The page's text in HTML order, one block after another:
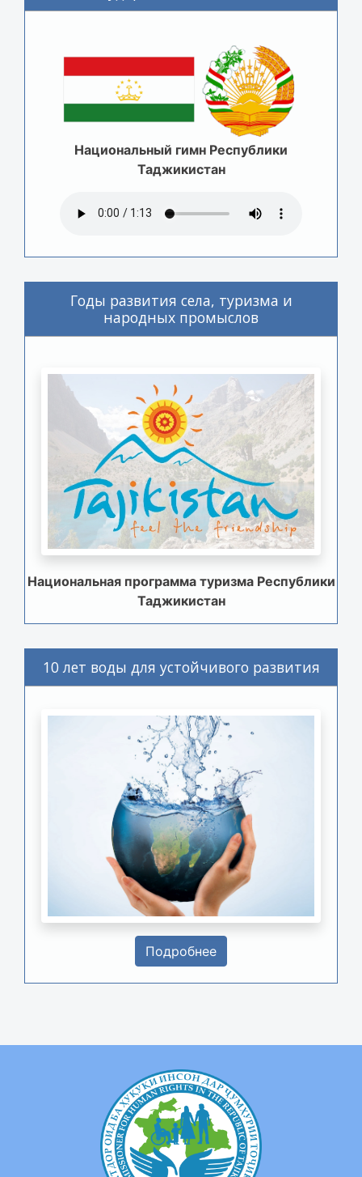
Национальный гимн Республики
Таджикистан
Годы развития села, туризма и
народных промыслов
Национальная программа туризма Республики
Таджикистан
10 лет воды для устойчивого развития
Подробнее